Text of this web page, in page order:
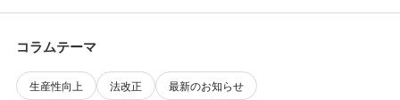
コラムテーマ
生産性向上 法改正
最新のお知らせ